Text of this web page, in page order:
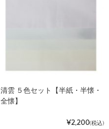
清雲 ５色セット【半紙・半懐・
全懐】
¥2,200(税込)